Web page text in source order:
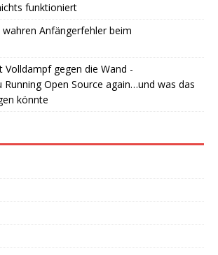
funktioniert
wahren Anfängerfehler beim
Volldampf gegen die Wand -
Running Open Source again…und was das
könnte